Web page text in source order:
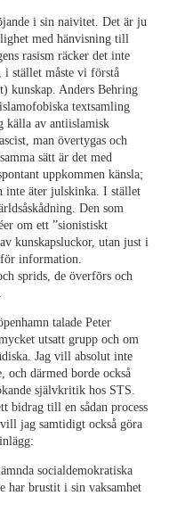
i sin naivitet. Det är ju
med hänvisning till
rasism räcker det inte
i stället måste vi förstå
kunskap. Anders Behring
textsamling
källa av antiislamisk
man övertygas och
sätt är det med
uppkommen känsla;
inte äter julskinka. I stället
Den som
om ett ”sionistiskt
kunskapsluckor, utan just i
information.
sprids, de överförs och
talade Peter
utsatt grupp och om
Jag vill absolut inte
och därmed borde också
självkritik hos STS.
bidrag till en sådan process
jag samtidigt också göra
socialdemokratiska
har brustit i sin vaksamhet